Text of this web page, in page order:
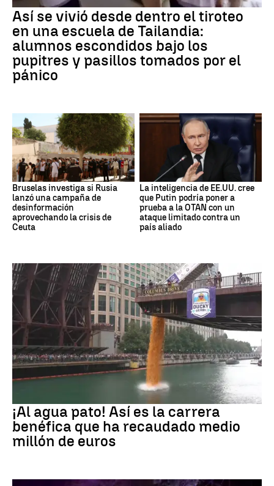
Así se vivió desde dentro el tiroteo
en una escuela de Tailandia:
alumnos escondidos bajo los
pupitres y pasillos tomados por el
pánico
Bruselas investiga si Rusia
lanzó una campaña de
desinformación
aprovechando la crisis de
Ceuta
La inteligencia de EE.UU. cree
que Putin podría poner a
prueba a la OTAN con un
ataque limitado contra un
país aliado
¡Al agua pato! Así es la carrera
benéfica que ha recaudado medio
millón de euros